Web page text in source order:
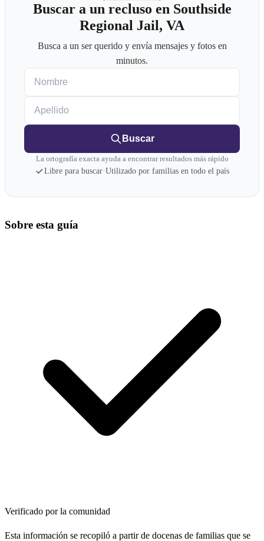
Buscar a un recluso en Southside
Regional Jail, VA
Busca a un ser querido y envía mensajes y fotos en
minutos.
Buscar
La ortografía exacta ayuda a encontrar resultados más rápido
Libre para buscar·Utilizado por familias en todo el país
Sobre esta guía
Verificado por la comunidad
Esta información se recopiló a partir de docenas de familias que se